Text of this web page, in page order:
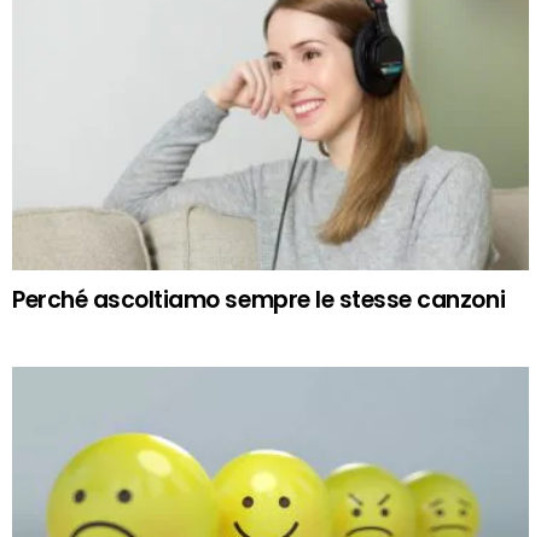
Perché ascoltiamo sempre le stesse canzoni